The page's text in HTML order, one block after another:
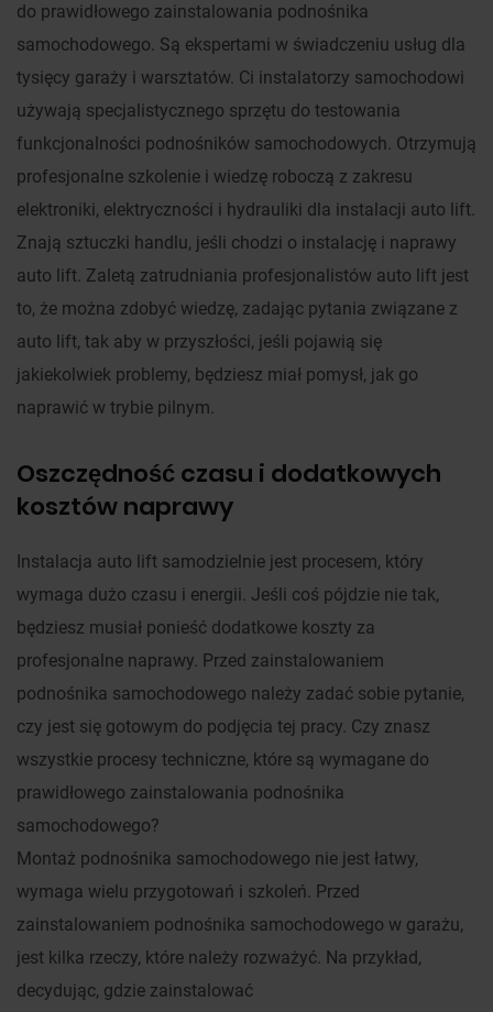
do prawidłowego zainstalowania podnośnika
samochodowego. Są ekspertami w świadczeniu usług dla
tysięcy garaży i warsztatów. Ci instalatorzy samochodowi
używają specjalistycznego sprzętu do testowania
funkcjonalności podnośników samochodowych. Otrzymują
profesjonalne szkolenie i wiedzę roboczą z zakresu
elektroniki, elektryczności i hydrauliki dla instalacji auto lift.
Znają sztuczki handlu, jeśli chodzi o instalację i naprawy
auto lift. Zaletą zatrudniania profesjonalistów auto lift jest
to, że można zdobyć wiedzę, zadając pytania związane z
auto lift, tak aby w przyszłości, jeśli pojawią się
jakiekolwiek problemy, będziesz miał pomysł, jak go
naprawić w trybie pilnym.
Oszczędność czasu i dodatkowych
kosztów naprawy
Instalacja auto lift samodzielnie jest procesem, który
wymaga dużo czasu i energii. Jeśli coś pójdzie nie tak,
będziesz musiał ponieść dodatkowe koszty za
profesjonalne naprawy. Przed zainstalowaniem
podnośnika samochodowego należy zadać sobie pytanie,
czy jest się gotowym do podjęcia tej pracy. Czy znasz
wszystkie procesy techniczne, które są wymagane do
prawidłowego zainstalowania podnośnika
samochodowego?
Montaż podnośnika samochodowego nie jest łatwy,
wymaga wielu przygotowań i szkoleń. Przed
zainstalowaniem podnośnika samochodowego w garażu,
jest kilka rzeczy, które należy rozważyć. Na przykład,
decydując, gdzie zainstalować